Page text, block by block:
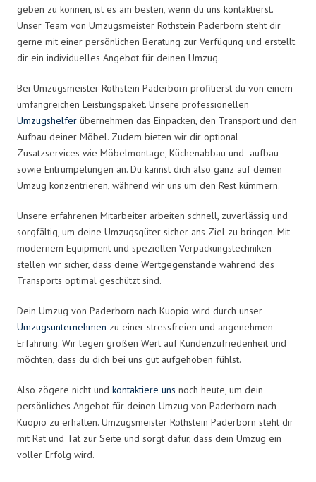
geben zu können, ist es am besten, wenn du uns kontaktierst.
Unser Team von Umzugsmeister Rothstein Paderborn steht dir
gerne mit einer persönlichen Beratung zur Verfügung und erstellt
dir ein individuelles Angebot für deinen Umzug.
Bei Umzugsmeister Rothstein Paderborn profitierst du von einem
umfangreichen Leistungspaket. Unsere professionellen
Umzugshelfer übernehmen das Einpacken, den Transport und den
Aufbau deiner Möbel. Zudem bieten wir dir optional
Zusatzservices wie Möbelmontage, Küchenabbau und -aufbau
sowie Entrümpelungen an. Du kannst dich also ganz auf deinen
Umzug konzentrieren, während wir uns um den Rest kümmern.
Unsere erfahrenen Mitarbeiter arbeiten schnell, zuverlässig und
sorgfältig, um deine Umzugsgüter sicher ans Ziel zu bringen. Mit
modernem Equipment und speziellen Verpackungstechniken
stellen wir sicher, dass deine Wertgegenstände während des
Transports optimal geschützt sind.
Dein Umzug von Paderborn nach Kuopio wird durch unser
Umzugsunternehmen zu einer stressfreien und angenehmen
Erfahrung. Wir legen großen Wert auf Kundenzufriedenheit und
möchten, dass du dich bei uns gut aufgehoben fühlst.
Also zögere nicht und kontaktiere uns noch heute, um dein
persönliches Angebot für deinen Umzug von Paderborn nach
Kuopio zu erhalten. Umzugsmeister Rothstein Paderborn steht dir
mit Rat und Tat zur Seite und sorgt dafür, dass dein Umzug ein
voller Erfolg wird.